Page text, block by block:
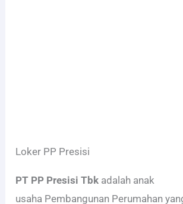
Loker PP Presisi
PT PP Presisi Tbk adalah anak
usaha Pembangunan Perumahan